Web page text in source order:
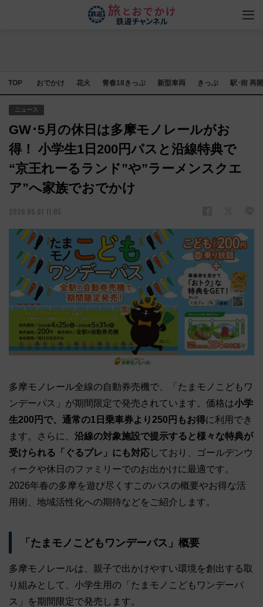
TOP おでかけ 花火 青春18きっぷ 新型車両 きっぷ 駅･街 再
ニュース
GW･5月の休日は多摩モノレールがお
得！ 小学生1日200円パスと沿線特典で
“京王れーるランド”や”ラーメンスクエ
ア”へ家族でおでかけ
2026.05.01 11:05
多摩モノレール全線の自動券売機で、「たまモノこどもワ
ンデーパス」が期間限定で発売されています。価格は小学
生200円で、通常の1日乗車券より250円もお得に利用でき
ます。さらに、 沿線の対象施設で提示すると様々な特典が
受けられる「ぐるプレ」にも対応しており、ゴールデンウ
ィークや休日のファミリーでのお出かけに最適です。
2026年春の多摩を遊び尽くすこのパスの概要やお得な活
用術、地域活性化への期待などをご紹介します。
「たまモノこどもワンデーパス」概要
多摩モノレールは、親子で出かけやすい環境を創出する取
り組みとして、小学生用の「たまモノこどもワンデーパ
ス」を期間限定で発売します。